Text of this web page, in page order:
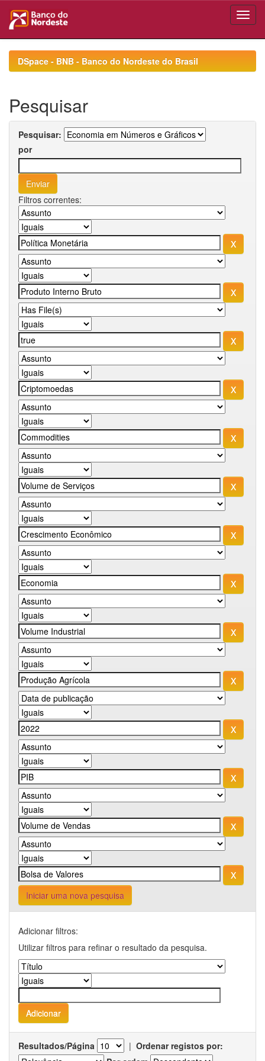
navigationDSpace - BNB - Banco do Nordeste do Brasil
Pesquisar
Pesquisar:
por
Filtros correntes:
Iniciar uma nova pesquisa
Adicionar filtros:
Utilizar filtros para refinar o resultado da pesquisa.
Resultados/Página | Ordenar registos por: